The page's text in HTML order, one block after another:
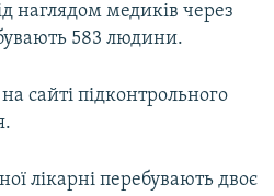
наглядом медиків через
583 людини.
сайті підконтрольного
лікарні перебувають двоє